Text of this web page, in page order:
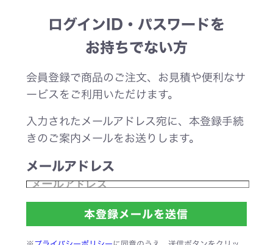
ログインID・パスワードを
お持ちでない方
会員登録で商品のご注文、お見積や便利なサ
ービスをご利用いただけます。
入力されたメールアドレス宛に、本登録手続
きのご案内メールをお送りします。
メールアドレス